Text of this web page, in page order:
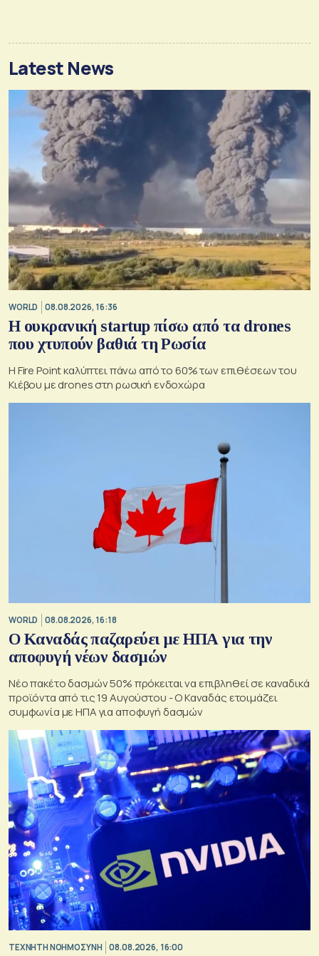
Latest News
WORLD 08.08.2026, 16:36
Η ουκρανική startup πίσω από τα drones
που χτυπούν βαθιά τη Ρωσία
Η Fire Point καλύπτει πάνω από το 60% των επιθέσεων του
Κιέβου με drones στη ρωσική ενδοχώρα
WORLD 08.08.2026, 16:18
Ο Καναδάς παζαρεύει με ΗΠΑ για την
αποφυγή νέων δασμών
Νέο πακέτο δασμών 50% πρόκειται να επιβληθεί σε καναδικά
προϊόντα από τις 19 Αυγούστου - Ο Καναδάς ετοιμάζει
συμφωνία με ΗΠΑ για αποφυγή δασμών
TΕΧΝΗΤΗ ΝΟΗΜΟΣΥΝΗ 08.08.2026, 16:00